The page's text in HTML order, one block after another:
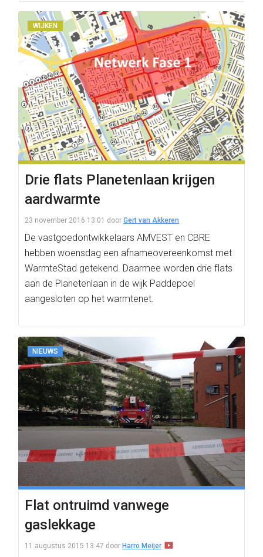
WIJKEN
Drie flats Planetenlaan krijgen
aardwarmte
23 november 2016 13:01 door Gert van Akkeren
De vastgoedontwikkelaars AMVEST en CBRE
hebben woensdag een afnameovereenkomst met
WarmteStad getekend. Daarmee worden drie flats
aan de Planetenlaan in de wijk Paddepoel
aangesloten op het warmtenet.
NIEUWS
Flat ontruimd vanwege
gaslekkage
11 augustus 2015 13:47 door Harro Meijer